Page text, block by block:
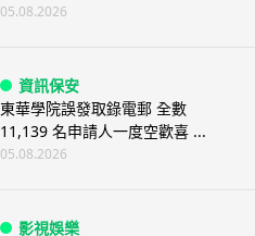
05.08.2026
資訊保安
東華學院誤發取錄電郵 全數
11,139 名申請人一度空歡喜 ...
05.08.2026
影視娛樂